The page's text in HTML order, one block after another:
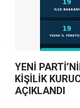
YENİ
KİŞİLİK
AÇIKLANDI